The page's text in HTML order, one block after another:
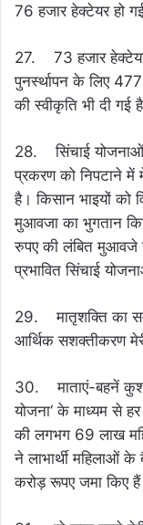
76 हजार हेक्टेयर हो
27. 73 हजार हेक्टेयर
पुनर्स्थापन के लिए
की स्वीकृति भी दी गई
28. सिंचाई योजनाओं
प्रकरण को निपटाने में
है। किसान भाइयों को
मुआवजा का भुगतान
रुपए की लंबित मुआवजे
प्रभावित सिंचाई
29. मातृशक्ति का
आर्थिक सशक्तीकरण
30. माताएं-बहनें
योजना‘ के माध्यम से
की लगभग 69 लाख
ने लाभार्थी महिलाओं
करोड़ रूपए जमा किए